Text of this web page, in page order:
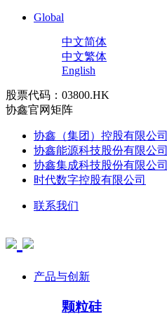
Global
中文简体
中文繁体
English
股票代码：03800.HK
协鑫官网矩阵
协鑫（集团）控股有限公司
协鑫能源科技股份有限公司
协鑫集成科技股份有限公司
时代数字控股有限公司
联系我们
产品与创新
颗粒硅